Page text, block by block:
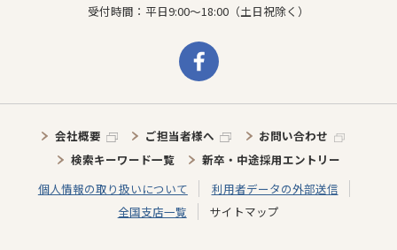
受付時間：平日9:00～18:00（土日祝除く）
会社概要 ご担当者様へ
お問い合わせ
検索キーワード一覧
新卒・中途採用エントリー
個人情報の取り扱いについて
利用者データの外部送信
全国支店一覧
サイトマップ